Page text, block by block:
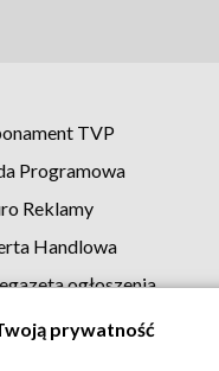
TVP
Programowa
Reklamy
Handlowa
ogłoszenia
prywatność